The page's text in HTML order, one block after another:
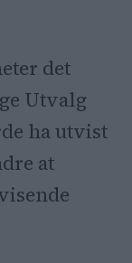
det
Utvalg
ha utvist
at